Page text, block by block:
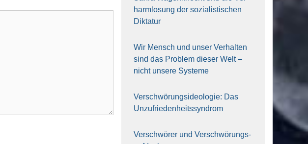
harm­lo­sung der sozia­lis­ti­schen
Dik­ta­tur
Wir Mensch und unser Ver­hal­ten
sind das Pro­blem die­ser Welt –
nicht unse­re Sys‍te‍me
Ver­schwö­rungs­ideo­lo­gie: Das
Unzufrieden­heitssyndrom
Ver­schwö­rer und Verschwörungs­